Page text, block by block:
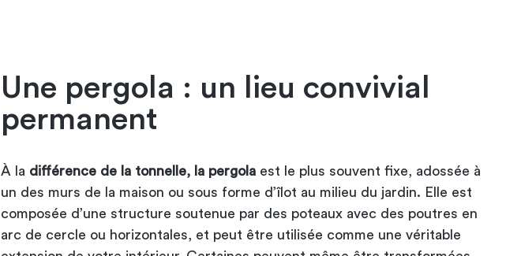
Une pergola : un lieu convivial
permanent
À la différence de la tonnelle, la pergola est le plus souvent fixe, adossée à
un des murs de la maison ou sous forme d’îlot au milieu du jardin. Elle est
composée d’une structure soutenue par des poteaux avec des poutres en
arc de cercle ou horizontales, et peut être utilisée comme une véritable